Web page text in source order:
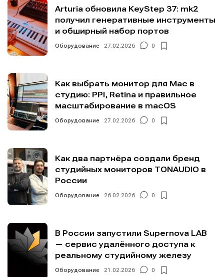
Arturia обновила KeyStep 37: mk2
получил генеративные инструменты
и обширный набор портов
Оборудование 27.02.2026 0
Как выбрать монитор для Mac в
студию: PPI, Retina и правильное
масштабирование в macOS
Оборудование 27.02.2026 0
Как два партнёра создали бренд
студийных мониторов TONAUDIO в
России
Оборудование 26.02.2026 0
В России запустили Supernova LAB
— сервис удалённого доступа к
реальному студийному железу
Оборудование 21.02.2026 0